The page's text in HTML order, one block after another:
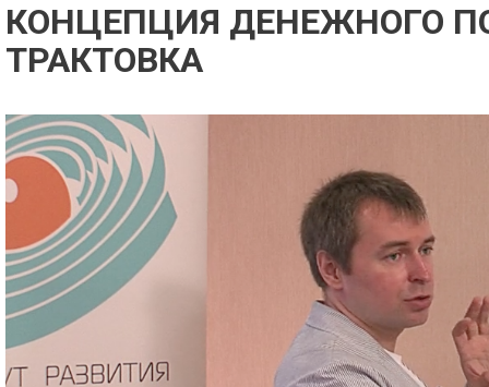
КОНЦЕПЦИЯ ДЕНЕЖНОГО
ТРАКТОВКА
Предварительный просмотр.